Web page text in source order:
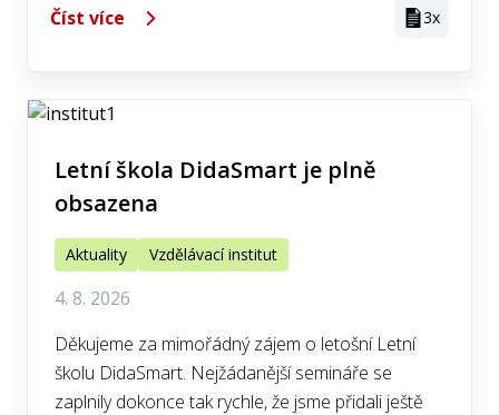
Číst více 3x
Letní škola DidaSmart je plně
obsazena
Aktuality Vzdělávací institut
4. 8. 2026
Děkujeme za mimořádný zájem o letošní Letní
školu DidaSmart. Nejžádanější semináře se
zaplnily dokonce tak rychle, že jsme přidali ještě